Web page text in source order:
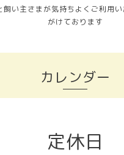
飼い主さまが気持ちよくご利用
がけております
カレンダー
定休日